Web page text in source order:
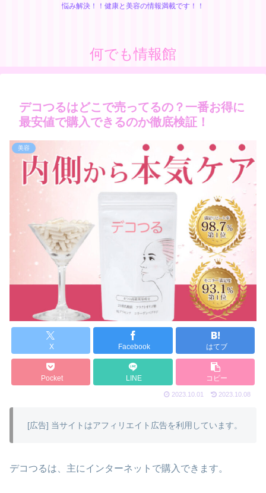
悩み解決！！健康と美容の情報満載です！！
何でも情報館
デコつるはどこで売ってるの？一番お得に
最安値で購入できるのか徹底検証！
美容
X Facebook はてブ
Pocket LINE コピー
2023.10.01 2023.10.08
[広告] 当サイトはアフィリエイト広告を利用しています。
デコつるは、主にインターネットで購入できます。